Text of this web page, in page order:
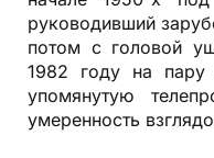
руководивший
потом с головой
1982 году на
упомянутую
умеренность